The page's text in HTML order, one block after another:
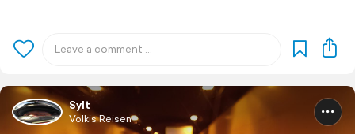
Sylt
Volkis Reisen